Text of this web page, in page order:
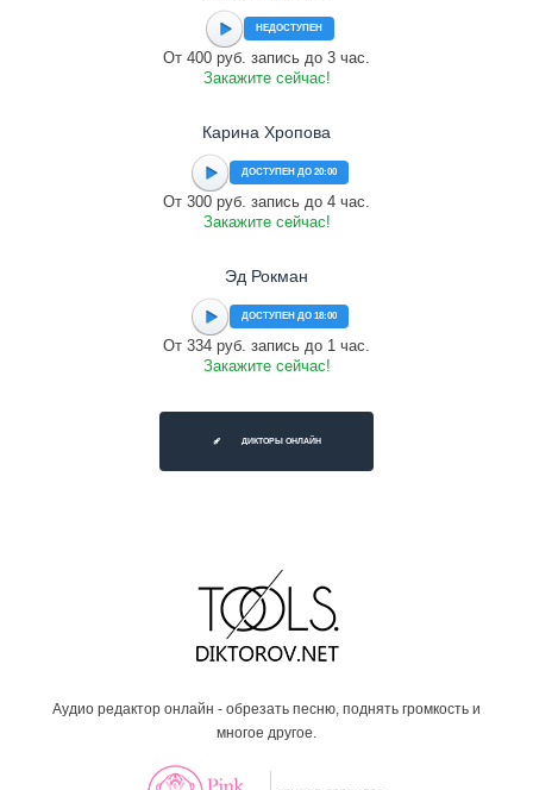
НЕДОСТУПЕН
От 400 руб. запись до 3 час.
Закажите сейчас!
Карина Хропова
ДОСТУПЕН ДО 20:00
От 300 руб. запись до 4 час.
Закажите сейчас!
Эд Рокман
ДОСТУПЕН ДО 18:00
От 334 руб. запись до 1 час.
Закажите сейчас!
ДИКТОРЫ ОНЛАЙН
Аудио редактор онлайн - обрезать песню, поднять громкость и
многое другое.